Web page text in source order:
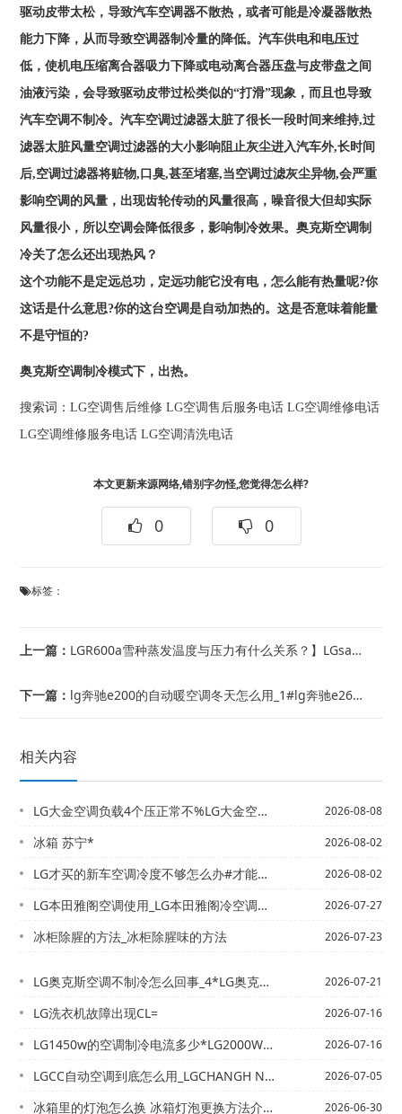
驱动皮带太松，导致汽车空调器不散热，或者可能是冷凝器散热
能力下降，从而导致空调器制冷量的降低。汽车供电和电压过
低，使机电压缩离合器吸力下降或电动离合器压盘与皮带盘之间
油液污染，会导致驱动皮带过松类似的“打滑”现象，而且也导致
汽车空调不制冷。汽车空调过滤器太脏了很长一段时间来维持,过
滤器太脏风量空调过滤器的大小影响阻止灰尘进入汽车外,长时间
后,空调过滤器将赃物,口臭,甚至堵塞,当空调过滤灰尘异物,会严重
影响空调的风量，出现齿轮传动的风量很高，噪音很大但却实际
风量很小，所以空调会降低很多，影响制冷效果。奥克斯空调制
冷关了怎么还出现热风？
这个功能不是定远总功，定远功能它没有电，怎么能有热量呢?你
这话是什么意思?你的这台空调是自动加热的。这是否意味着能量
不是守恒的?
奥克斯空调制冷模式下，出热。
搜索词：LG空调售后维修 LG空调售后服务电话 LG空调维修电话
LG空调维修服务电话 LG空调清洗电话
本文更新来源网络,错别字勿怪,您觉得怎么样?
0 0
标签：
上一篇： LGR600a雪种蒸发温度与压力有什么关系？】LGsanden冷藏柜制冷怎么调
下一篇： lg奔驰e200的自动暖空调冬天怎么用_1#lg奔驰e260启动后原地不动空调怎...
相关内容
LG大金空调负载4个压正常不%LG大金空调和格力空调的缺点和优点？_3 2026-08-08
冰箱 苏宁* 2026-08-02
LG才买的新车空调冷度不够怎么办#才能快又省电 2026-08-02
LG本田雅阁空调使用_LG本田雅阁冷空调怎么开_2 2026-07-27
冰柜除腥的方法_冰柜除腥味的方法 2026-07-23
LG奥克斯空调不制冷怎么回事_4*LG奥克斯空调打在制冷模式压缩机不启动时什么原... 2026-07-21
LG洗衣机故障出现CL= 2026-07-16
LG1450w的空调制冷电流多少*LG2000W的暖风机每小时耗电和空调一样吗 2026-07-16
LGCC自动空调到底怎么用_LGCHANGH NG KK7B空调怎么调制冷_6 2026-07-05
冰箱里的灯泡怎么换 冰箱灯泡更换方法介绍_1】冰箱数字调大是冷还是热-冰箱温度调... 2026-06-30